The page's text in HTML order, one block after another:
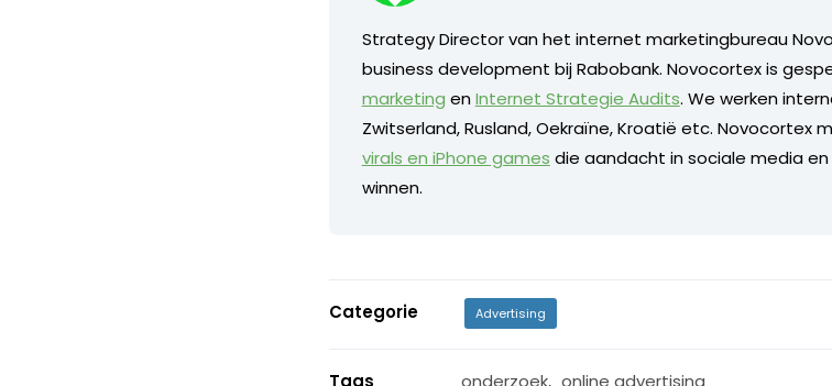
Strategy Director van het internet marketingbureau
business development bij Rabobank. Novocortex is
marketing enInternet Strategie Audits. We werken
Zwitserland, Rusland, Oekraïne, Kroatië etc. Novocortex
virals en iPhone games die aandacht in sociale media
winnen.
Categorie Advertising
Tags onderzoek, online advertising